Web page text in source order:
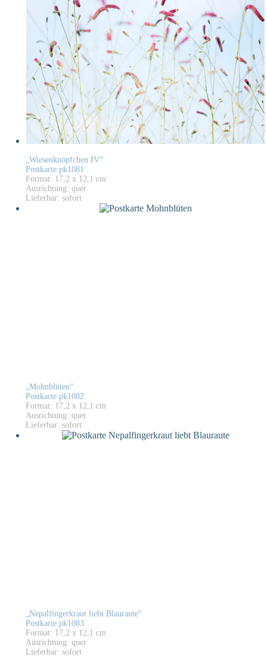
„Wiesenknöpfchen IV“
Postkarte pk1081
Format: 17,2 x 12,1 cm
Ausrichtung: quer
Lieferbar: sofort
„Mohnblüten“
Postkarte pk1082
Format: 17,2 x 12,1 cm
Ausrichtung: quer
Lieferbar: sofort
„Nepalfingerkraut liebt Blauraute“
Postkarte pk1083
Format: 17,2 x 12,1 cm
Ausrichtung: quer
Lieferbar: sofort